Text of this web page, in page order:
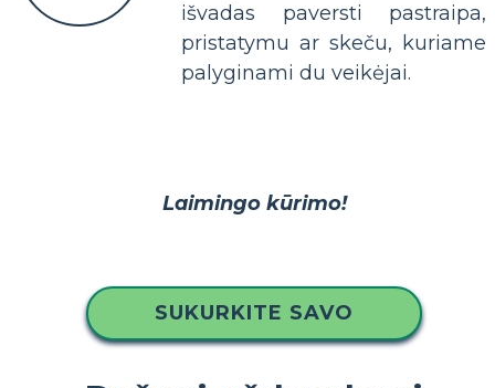
išvadas paversti pastraipa,
pristatymu ar skeču, kuriame
palyginami du veikėjai.
Laimingo kūrimo!
SUKURKITE SAVO